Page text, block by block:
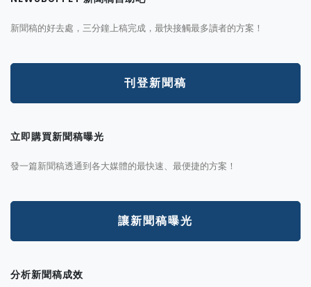
新聞稿的好去處，三分鐘上稿完成，最快接觸最多讀者的方案！
刊登新聞稿
立即購買新聞稿曝光
發一篇新聞稿透通到各大媒體的最快速、最便捷的方案！
讓新聞稿曝光
分析新聞稿成效